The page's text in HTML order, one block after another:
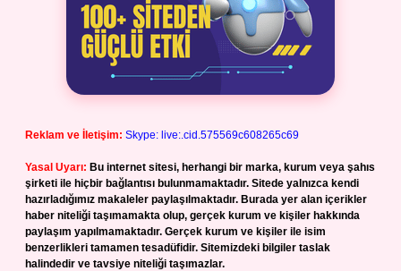
Reklam ve İletişim: Skype: live:.cid.575569c608265c69
Yasal Uyarı: Bu internet sitesi, herhangi bir marka, kurum veya şahıs
şirketi ile hiçbir bağlantısı bulunmamaktadır. Sitede yalnızca kendi
hazırladığımız makaleler paylaşılmaktadır. Burada yer alan içerikler
haber niteliği taşımamakta olup, gerçek kurum ve kişiler hakkında
paylaşım yapılmamaktadır. Gerçek kurum ve kişiler ile isim
benzerlikleri tamamen tesadüfidir. Sitemizdeki bilgiler taslak
halindedir ve tavsiye niteliği taşımazlar.